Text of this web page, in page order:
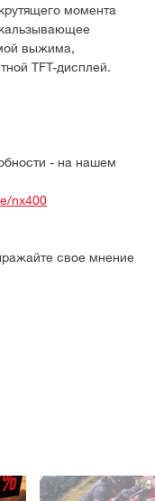
момента
выжима,
TFT-дисплей.
- на нашем
nx400
свое мнение